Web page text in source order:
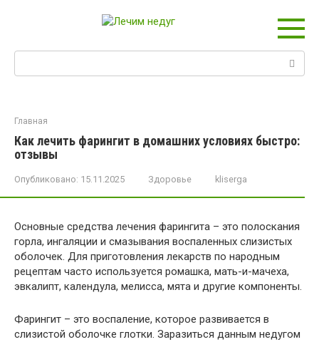
Главная
Как лечить фарингит в домашних условиях быстро:
отзывы
Опубликовано: 15.11.2025 Здоровье kliserga
Основные средства лечения фарингита – это полоскания
горла, ингаляции и смазывания воспаленных слизистых
оболочек. Для приготовления лекарств по народным
рецептам часто используется ромашка, мать-и-мачеха,
эвкалипт, календула, мелисса, мята и другие компоненты.
Фарингит – это воспаление, которое развивается в
слизистой оболочке глотки. Заразиться данным недугом